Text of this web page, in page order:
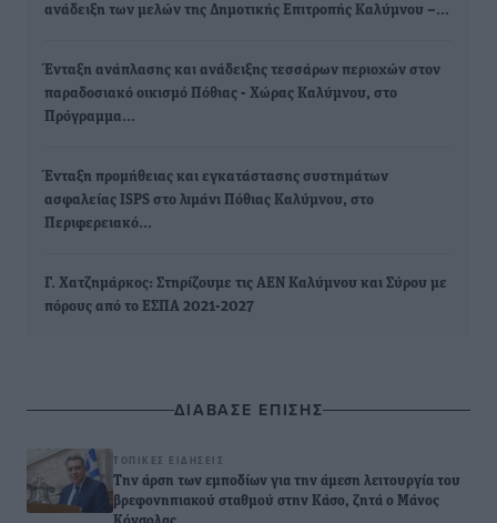
ανάδειξη των μελών της Δημοτικής Επιτροπής Καλύμνου –…
Ένταξη ανάπλασης και ανάδειξης τεσσάρων περιοχών στον
παραδοσιακό οικισμό Πόθιας - Χώρας Καλύμνου, στο
Πρόγραμμα…
Ένταξη προμήθειας και εγκατάστασης συστημάτων
ασφαλείας ISPS στο λιμάνι Πόθιας Καλύμνου, στο
Περιφερειακό…
Γ. Χατζημάρκος: Στηρίζουμε τις ΑΕΝ Καλύμνου και Σύρου με
πόρους από το ΕΣΠΑ 2021-2027
ΔΙΑΒΑΣΕ ΕΠΙΣΗΣ
ΤΟΠΙΚΈΣ ΕΙΔΉΣΕΙΣ
Την άρση των εμποδίων για την άμεση λειτουργία του
βρεφονηπιακού σταθμού στην Κάσο, ζητά ο Μάνος